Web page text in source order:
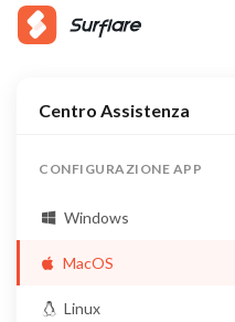
Centro Assistenza
CONFIGURAZIONE APP
Windows
MacOS
Linux